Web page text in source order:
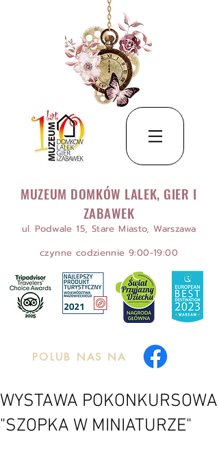
MUZEUM DOMKÓW LALEK, GIER I
ZABAWEK
ul. Podwale 15, Stare Miasto, Warszawa
czynne codziennie 9:00-19:00
POLUB NAS NA
WYSTAWA POKONKURSOWA
"SZOPKA W MINIATURZE"